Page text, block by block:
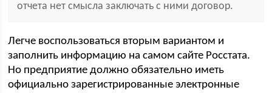
отчета нет смысла заключать с ними договор.
Легче воспользоваться вторым вариантом и
заполнить информацию на самом сайте Росстата.
Но предприятие должно обязательно иметь
официально зарегистрированные электронные